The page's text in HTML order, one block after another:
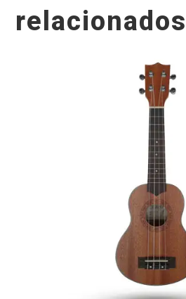
relacionados